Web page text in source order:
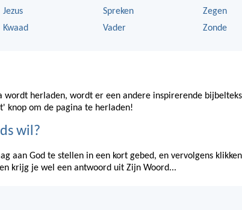
Jezus
Kwaad
Spreken
Vader
Zegen
Zonde
wordt herladen, wordt er een andere inspirerende
knop om de pagina te herladen!
wil?
aan God te stellen in een kort gebed, en vervolgens
krijg je wel een antwoord uit Zijn Woord...